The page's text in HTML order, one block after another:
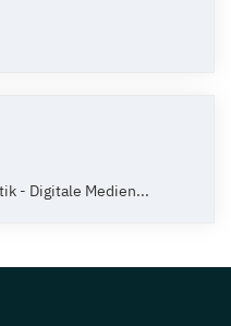
- Digitale Medien...